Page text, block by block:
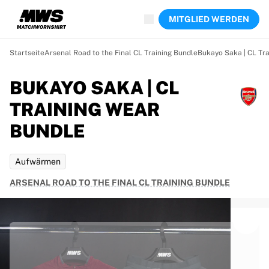
Highlights
Weltmeisterschaftsauktionen
Legend-Kollektion
Tour de France
Auktionen
Alle laufenden Auktionen
Enden bald
Geheimtipps
Weltmeisterschaftsauktionen
Produkte
Torschützen
Gerahmte Trikots
MITGLIED WERDEN
StartseiteArsenal Road to the Final CL Training BundleBukayo Saka | CL
BUKAYO SAKA | CL
TRAINING WEAR
BUNDLE
Aufwärmen
ARSENAL ROAD TO THE FINAL CL TRAINING BUNDLE